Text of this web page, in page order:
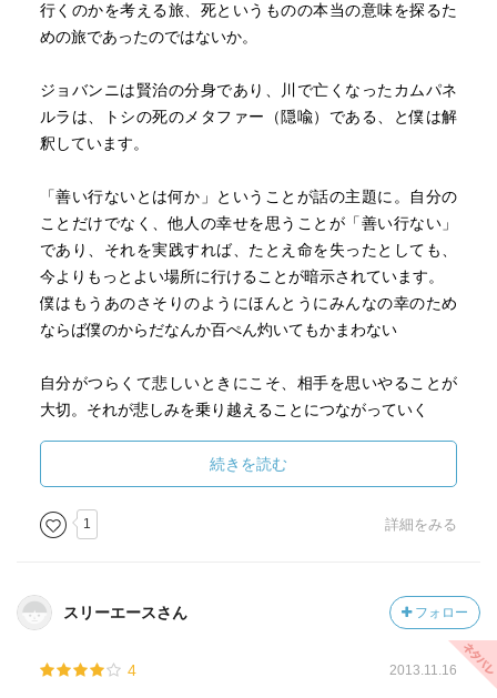
私はあなたであり、あなたは私である
雨にも負けず 「行って看病してやり〜」の「行って」
は、賢治の生涯を象徴する言葉〜他人の悲しみや苦しみ
を〜一人ひとりと向き合って、その人の悲しみを聞くとい
「あとがき」もいいこと言っている
人が生きていくためには、その人なりの羅針盤が必要であ
ることを、宮沢賢治は作品の中で暗示している
と言っているから正しいとかではなく、自分の羅針盤が指
し示す方角を定めることが必要
賢治がつくる物語は、他者をおとしめない、勧善懲悪の悪
循環を断ち切ることにより、新たな幸せの意味を見出す
行くのかを考える旅、死というものの本当の意味を探るた
めの旅であったのではないか。
ジョバンニは賢治の分身であり、川で亡くなったカムパネ
ルラは、トシの死のメタファー（隠喩）である、と僕は解
釈しています。
「善い行ないとは何か」ということが話の主題に。自分の
ことだけでなく、他人の幸せを思うことが「善い行ない」
であり、それを実践すれば、たとえ命を失ったとしても、
今よりもっとよい場所に行けることが暗示されています。
僕はもうあのさそりのようにほんとうにみんなの幸のため
ならば僕のからだなんか百ぺん灼いてもかまわない
自分がつらくて悲しいときにこそ、相手を思いやることが
大切。それが悲しみを乗り越えることにつながっていく
「私はなぜこの世に生まれたのか。いったい何のために生
まれたのか」という問題
すべて「私はあなたであり、あなたは私である」。私はあ
いる」。
賢治にとって、自然は「ライフブラッド」（生きるために
は、なくてはならないもの）
続きを読む
1 詳細をみる
スリーエースさん フォロー
4 2013.11.16